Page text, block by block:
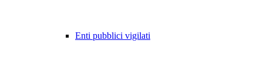
Enti pubblici vigilati